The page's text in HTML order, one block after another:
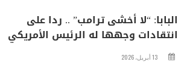
البابا: “لا أخشى ترامب” .. ردا على
انتقادات وجهها له الرئيس الأمريكي
13 أبريل، 2026